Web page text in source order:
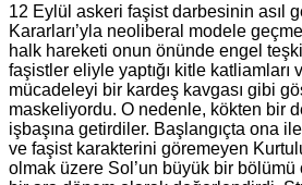
12 Eylül askeri faşist darbesinin asıl
Kararları’yla neoliberal modele
halk hareketi onun önünde engel
faşistler eliyle yaptığı kitle katliamları
mücadeleyi bir kardeş kavgası gibi
maskeliyordu. O nedenle, kökten bir
işbaşına getirdiler. Başlangıçta ona
ve faşist karakterini göremeyen
olmak üzere Sol’un büyük bir